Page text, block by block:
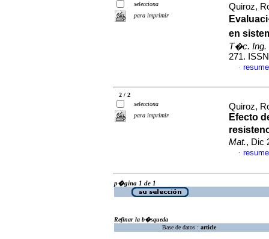
selecciona
para imprimir
Quiroz,
en
T�c. Ing.
271.
·
2 / 2
selecciona
para imprimir
Quiroz,
Efecto
Mat., Dic
·
p�gina 1 de 1
Refinar la b�squeda
Base de datos : article